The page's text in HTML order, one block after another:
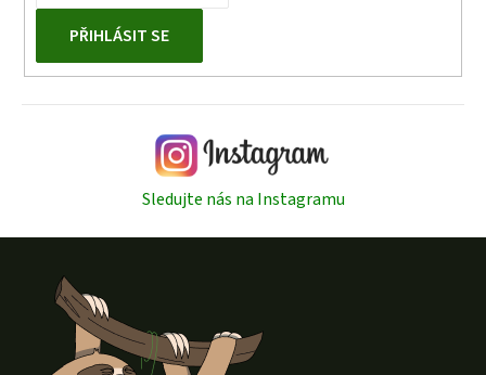
PŘIHLÁSIT SE
Sledujte nás na Instagramu